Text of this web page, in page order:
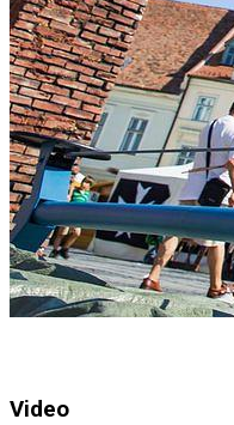
Video